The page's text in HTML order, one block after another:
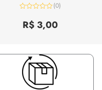
de
(0)
R$ 3,00